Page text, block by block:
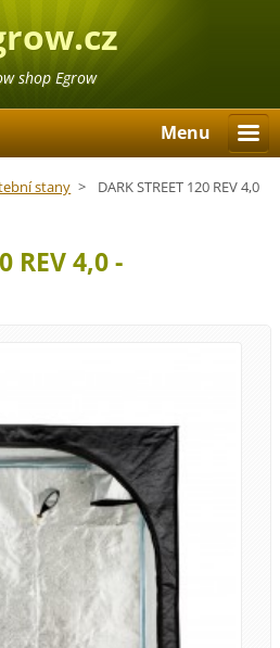
shop Egrow
Menu
stany >
DARK STREET 120 REV 4,0
REV 4,0 -